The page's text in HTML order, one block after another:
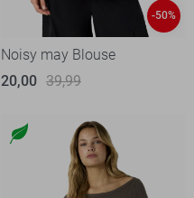
-50%
Noisy may Blouse
20,00 39,99